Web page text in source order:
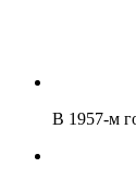
В 1957-м